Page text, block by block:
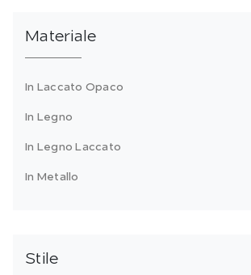
Materiale
In Laccato Opaco
In Legno
In Legno Laccato
In Metallo
Stile